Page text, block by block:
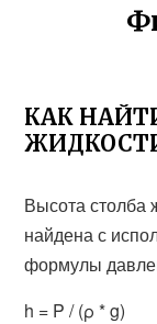
КАК
Высота столба
найдена с
формулы
h = P / (ρ * g)